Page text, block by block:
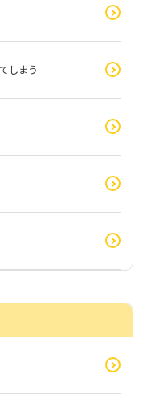
しまう